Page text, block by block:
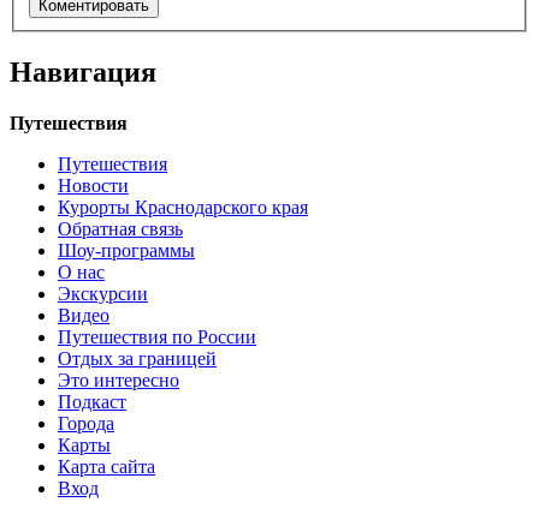
Навигация
Путешествия
Путешествия
Новости
Курорты Краснодарского края
Обратная связь
Шоу-программы
О нас
Экскурсии
Видео
Путешествия по России
Отдых за границей
Это интересно
Подкаст
Города
Карты
Карта сайта
Вход